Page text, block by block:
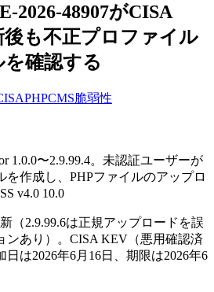
2026-48907がCISA
も不正プロファイル
確認する
PHPCMS脆弱性
1.0.0〜2.9.99.4。未認証ユーザーが
を作成し、PHPファイルのアップロ
v4.0 10.0
（2.9.99.6は正規アップロードを誤
ンあり）。CISA KEV（悪用確認済
は2026年6月16日、期限は2026年6